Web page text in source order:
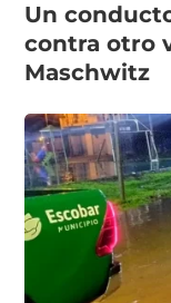
Un
contra otro
Maschwitz